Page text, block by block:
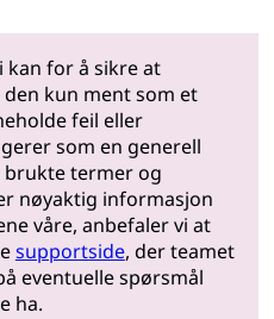
kan for å sikre at
kun ment som et
feil eller
som en generell
termer og
nøyaktig informasjon
våre, anbefaler vi at
supportside, der teamet
eventuelle spørsmål
ha.